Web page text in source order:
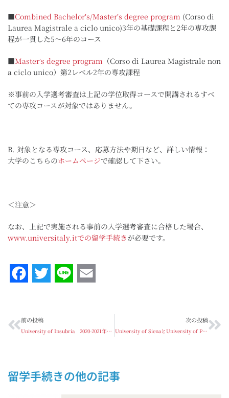
■Combined Bachelorʼs/Masterʼs degree program (Corso di
Laurea Magistrale a ciclo unico)3年の基礎課程と2年の専攻課
程が一貫した5～6年のコース
■Masterʼs degree program （Corso di Laurea Magistrale non
a ciclo unico）第2レベル2年の専攻課程
※事前の入学選考審査は上記の学位取得コースで開講されるすべ
ての専攻コースが対象ではありません。
B. 対象となる専攻コース、応募方法や期日など、詳しい情報：
大学のこちらのホームページで確認して下さい。
＜注意＞
なお、上記で実施される事前の入学選考審査に合格した場合、
www.universitaly.itでの留学手続きが必要です。
Facebook
Twitter Line
前の投稿
University of Insubria 2020-2021年度開講コース奨学金のお知らせ
次の投稿
University of SienaとUniversity of Pavia 2020-2021年度開講コースの事前選考審査について
留学手続き